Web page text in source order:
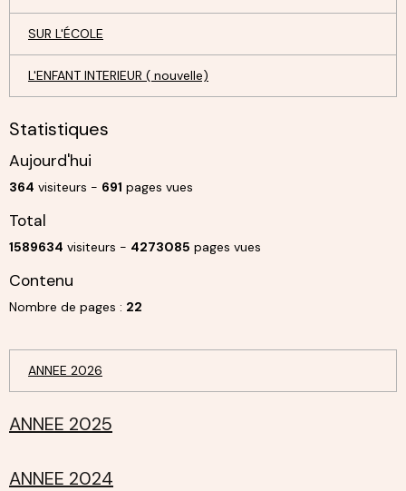
SUR L'ÉCOLE
L'ENFANT INTERIEUR ( nouvelle)
Statistiques
Aujourd'hui
364 visiteurs - 691 pages vues
Total
1589634 visiteurs - 4273085 pages vues
Contenu
Nombre de pages : 22
ANNEE 2026
ANNEE 2025
ANNEE 2024